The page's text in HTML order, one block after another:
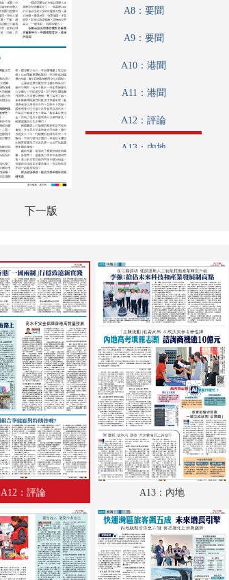
下一版
A8：要聞
A9：要聞
A10：港聞
A11：港聞
A12：評論
A13：內地
A18：經濟
A19：體育
A20：國際
B1：文化
B2：經濟
B3：經濟
B4：大公園
B5：小公園
A12：評論 A13：內地